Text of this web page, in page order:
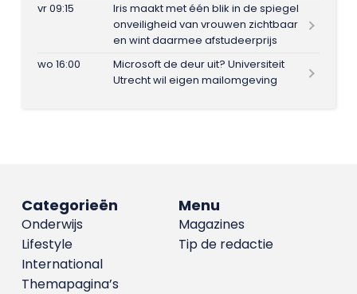
vr 09:15
Iris maakt met één blik in de spiegel
onveiligheid van vrouwen zichtbaar
en wint daarmee afstudeerprijs
wo 16:00
Microsoft de deur uit? Universiteit
Utrecht wil eigen mailomgeving
Menu
Magazines
Tip de redactie
Categorieën
Onderwijs
Lifestyle
International
Themapagina’s